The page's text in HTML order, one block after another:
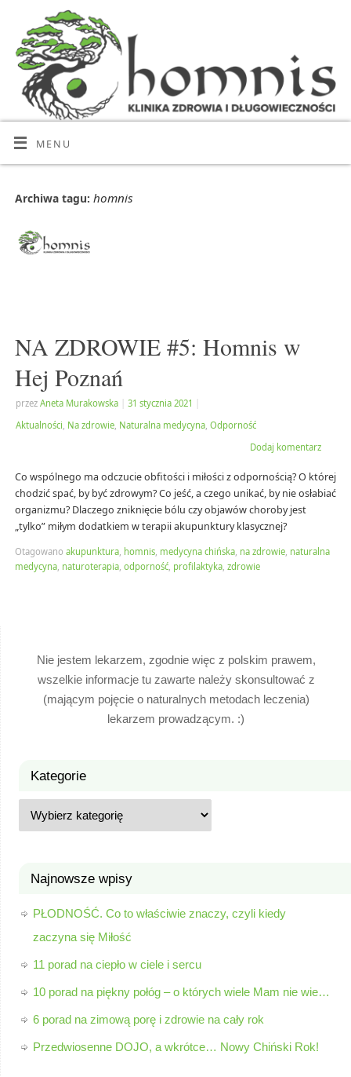
MENU
Archiwa tagu: homnis
NA ZDROWIE #5: Homnis w
Hej Poznań
przez Aneta Murakowska 31 stycznia 2021
Aktualności, Na zdrowie, Naturalna medycyna, Odporność
Dodaj komentarz
Co wspólnego ma odczucie obfitości i miłości z odpornością? O której
chodzić spać, by być zdrowym? Co jeść, a czego unikać, by nie osłabiać
organizmu? Dlaczego zniknięcie bólu czy objawów choroby jest
„tylko” miłym dodatkiem w terapii akupunktury klasycznej?
Otagowano akupunktura, homnis, medycyna chińska, na zdrowie, naturalna
medycyna, naturoterapia, odporność, profilaktyka, zdrowie
Nie jestem lekarzem, zgodnie więc z polskim prawem,
wszelkie informacje tu zawarte należy skonsultować z
(mającym pojęcie o naturalnych metodach leczenia)
lekarzem prowadzącym. :)
Kategorie
Najnowsze wpisy
PŁODNOŚĆ. Co to właściwie znaczy, czyli kiedy
zaczyna się Miłość
11 porad na ciepło w ciele i sercu
10 porad na piękny połóg – o których wiele Mam nie wie…
6 porad na zimową porę i zdrowie na cały rok
Przedwiosenne DOJO, a wkrótce… Nowy Chiński Rok!